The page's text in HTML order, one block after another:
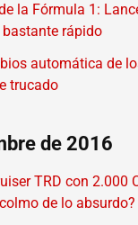
la Fórmula 1:
rápido
automática de
trucado
de 2016
TRD con 2.000
de lo absurdo?